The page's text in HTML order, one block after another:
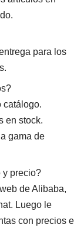
para los
catálogo.
en stock.
gama de
y precio?
de Alibaba,
Luego le
con precios e